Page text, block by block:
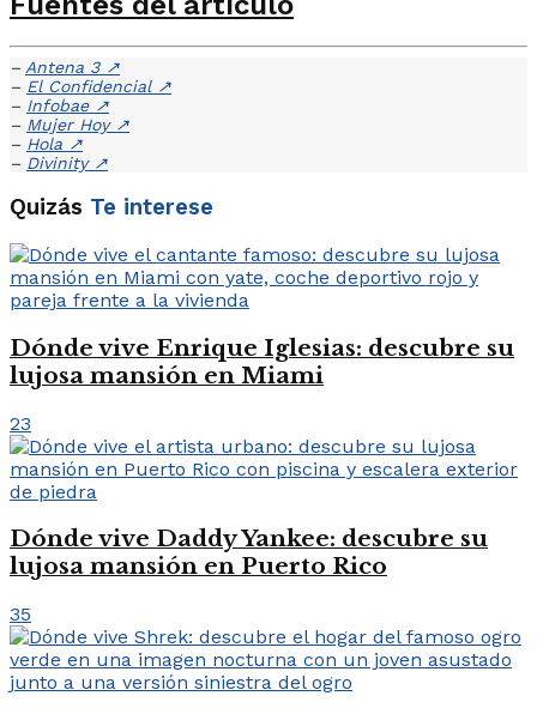
– Antena 3 ↗
– El Confidencial ↗
– Infobae ↗
– Mujer Hoy ↗
– Hola ↗
– Divinity ↗
Quizás Te interese
Dónde vive Enrique Iglesias: descubre su
lujosa mansión en Miami
23
Dónde vive Daddy Yankee: descubre su
lujosa mansión en Puerto Rico
35